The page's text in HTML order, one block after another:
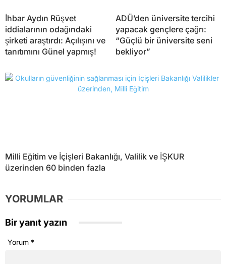
İhbar Aydın Rüşvet
iddialarının odağındaki
şirketi araştırdı: Açılışını ve
tanıtımını Günel yapmış!
ADÜ’den üniversite tercihi
yapacak gençlere çağrı:
“Güçlü bir üniversite seni
bekliyor”
Milli Eğitim ve İçişleri Bakanlığı, Valilik ve İŞKUR
üzerinden 60 binden fazla
YORUMLAR
Bir yanıt yazın
Yorum *